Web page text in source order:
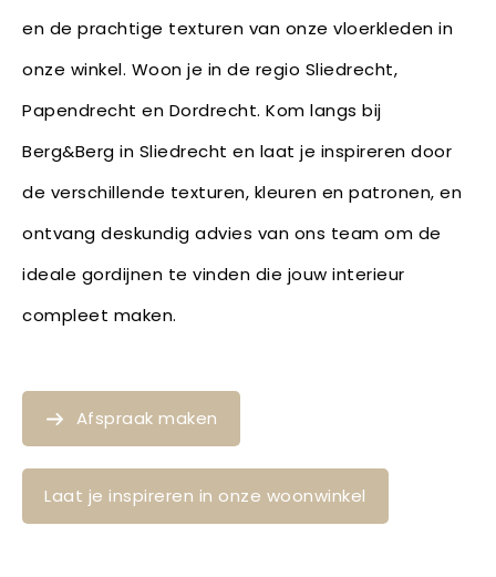
en de prachtige texturen van onze vloerkleden in
onze winkel. Woon je in de regio Sliedrecht,
Papendrecht en Dordrecht. Kom langs bij
Berg&Berg in Sliedrecht en laat je inspireren door
de verschillende texturen, kleuren en patronen, en
ontvang deskundig advies van ons team om de
ideale gordijnen te vinden die jouw interieur
compleet maken.
Afspraak maken
Laat je inspireren in onze woonwinkel